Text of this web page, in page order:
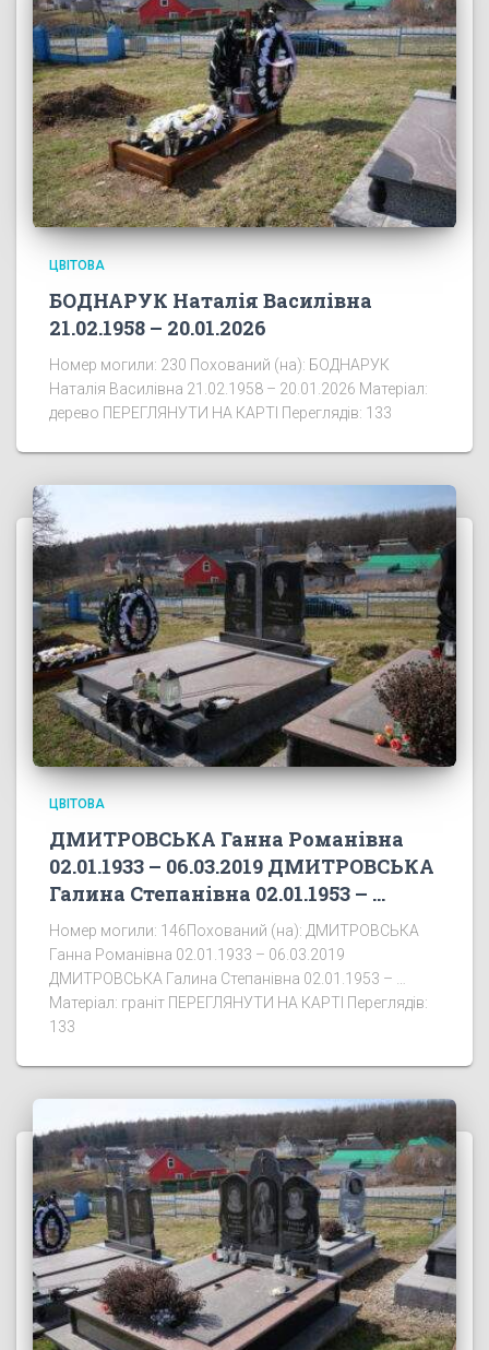
ЦВІТОВА
БОДНАРУК Наталія Василівна
21.02.1958 – 20.01.2026
Номер могили: 230 Похований (на): БОДНАРУК
Наталія Василівна 21.02.1958 – 20.01.2026 Матеріал:
дерево ПЕРЕГЛЯНУТИ НА КАРТІ Переглядів: 133
ЦВІТОВА
ДМИТРОВСЬКА Ганна Романівна
02.01.1933 – 06.03.2019 ДМИТРОВСЬКА
Галина Степанівна 02.01.1953 – …
Номер могили: 146Похований (на): ДМИТРОВСЬКА
Ганна Романівна 02.01.1933 – 06.03.2019
ДМИТРОВСЬКА Галина Степанівна 02.01.1953 – …
Матеріал: граніт ПЕРЕГЛЯНУТИ НА КАРТІ Переглядів:
133